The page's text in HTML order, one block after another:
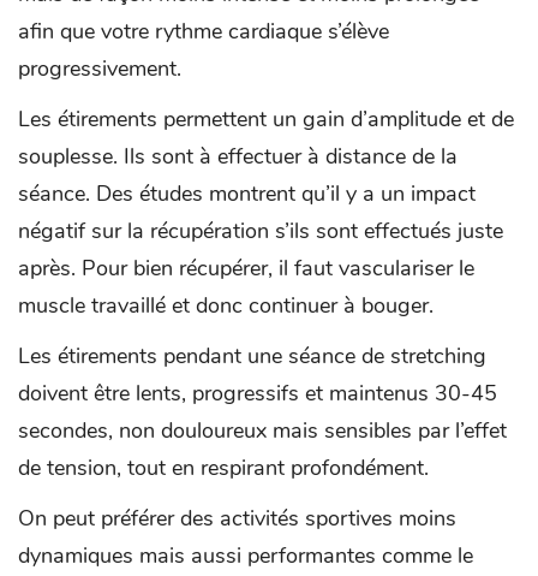
afin que votre rythme cardiaque s’élève
progressivement.
Les étirements permettent un gain d’amplitude et de
souplesse. Ils sont à effectuer à distance de la
séance. Des études montrent qu’il y a un impact
négatif sur la récupération s’ils sont effectués juste
après. Pour bien récupérer, il faut vasculariser le
muscle travaillé et donc continuer à bouger.
Les étirements pendant une séance de stretching
doivent être lents, progressifs et maintenus 30-45
secondes, non douloureux mais sensibles par l’effet
de tension, tout en respirant profondément.
On peut préférer des activités sportives moins
dynamiques mais aussi performantes comme le